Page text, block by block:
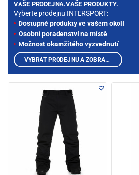
VAŠE PRODEJNA.VAŠE PRODUKTY.
Vyberte prodejnu INTERSPORT:
Dostupné produkty ve vašem okolí
Osobní poradenství na místě
Možnost okamžitého vyzvednutí
VYBRAT PRODEJNU A ZOBRAZIT PRODUKTY